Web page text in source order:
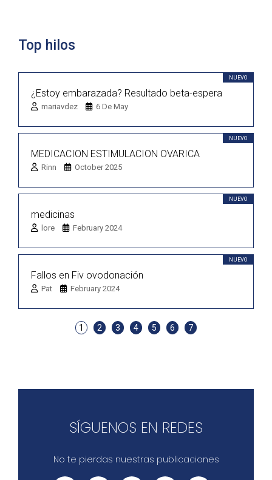
Top hilos
NUEVO
¿Estoy embarazada? Resultado beta-espera
mariavdez 6 De May
NUEVO
MEDICACION ESTIMULACION OVARICA
Rinn October 2025
NUEVO
medicinas
lore February 2024
NUEVO
Fallos en Fiv ovodonación
Pat February 2024
1 2 3 4 5 6 7
SÍGUENOS EN REDES
No te pierdas nuestras publicaciones